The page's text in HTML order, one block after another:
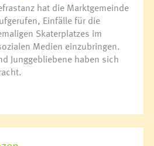
hat die Marktgemeinde
Einfälle für die
Skaterplatzes im
Medien einzubringen.
Junggebliebene haben sich